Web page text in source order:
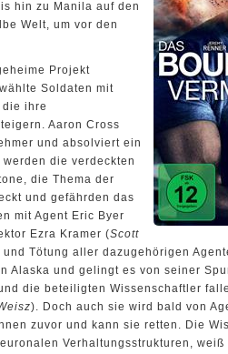
hin zu Manila auf den
Welt, um vor den
Projekt
Soldaten mit
ihre
Aaron Cross
und absolviert ein
die verdeckten
die Thema der
und gefährden das
mit Agent Eric Byer
Ezra Kramer (Scott
Tötung aller dazugehörigen
Alaska und gelingt es von seiner
die beteiligten Wissenschaftler
). Doch auch sie wird bald von
zuvor und kann sie retten. Die
Verhaltungsstrukturen, weiß